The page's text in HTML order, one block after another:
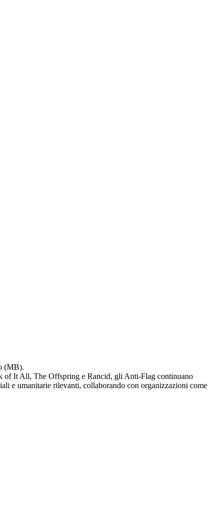
(MB).
of It All, The Offspring e Rancid, gli Anti-Flag continuano
e umanitarie rilevanti, collaborando con organizzazioni come